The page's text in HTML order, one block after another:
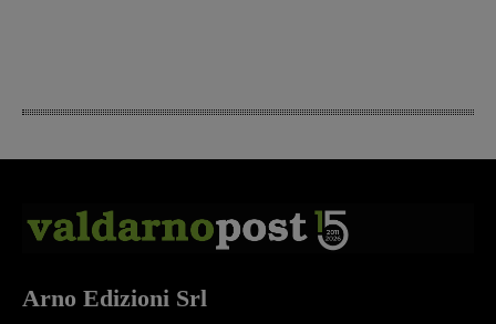
Arno Edizioni Srl